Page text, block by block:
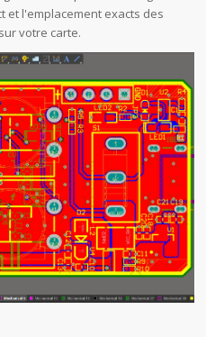
et l'emplacement exacts des
votre carte.